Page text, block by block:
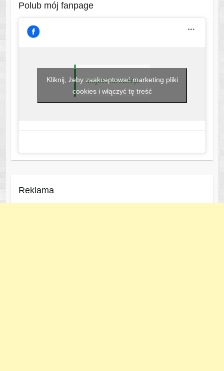
Polub mój fanpage
MojeWedrowki.pl
Kliknij, żeby zaakceptować marketing pliki
cookies i włączyć tę treść
Reklama